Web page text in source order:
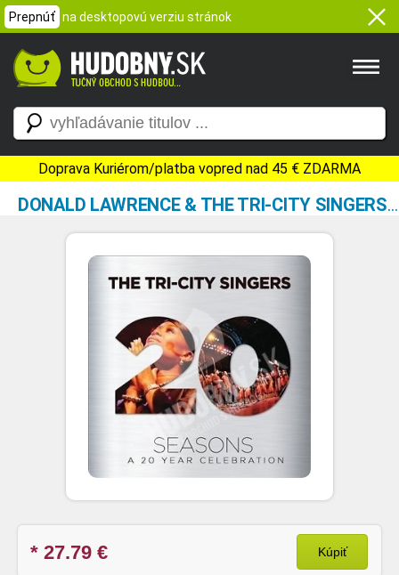
Prepnúť na desktopovú verziu stránok
Doprava Kuriérom/platba vopred nad 45 € ZDARMA
DONALD LAWRENCE & THE TRI-CITY SINGERS
* 27.79 € Kúpiť